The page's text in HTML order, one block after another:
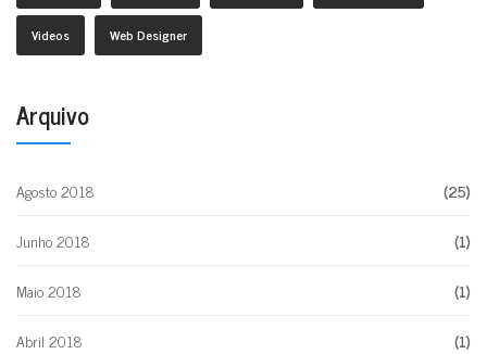
Videos Web Designer
Arquivo
Agosto 2018
(25)
Junho 2018
(1)
Maio 2018
(1)
Abril 2018
(1)